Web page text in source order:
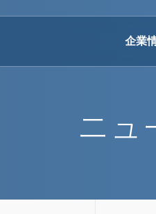
企業
ニュ